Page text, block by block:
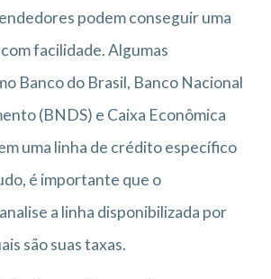
podem conseguir uma
facilidade. Algumas
Banco do Brasil, Banco Nacional
(BNDS) e Caixa Econômica
uma linha de crédito específico
é importante que o
a linha disponibilizada por
são suas taxas.